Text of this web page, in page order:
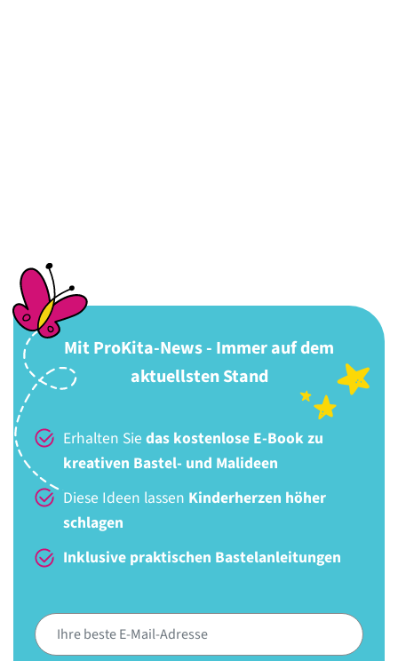
Mit ProKita-News - Immer auf dem
aktuellsten Stand
Erhalten Sie das kostenlose E-Book zu
kreativen Bastel- und Malideen
Diese Ideen lassen Kinderherzen höher
schlagen
Inklusive praktischen Bastelanleitungen